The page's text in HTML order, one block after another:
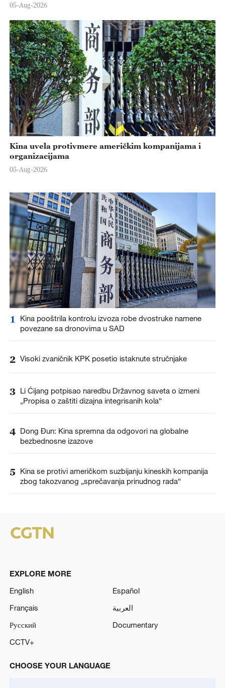
05-Aug-2026
Kina uvela protivmere američkim kompanijama i
organizacijama
05-Aug-2026
1
Kina pooštrila kontrolu izvoza robe dvostruke namene
povezane sa dronovima u SAD
2 Visoki zvaničnik KPK posetio istaknute stručnjake
3 Li Ćijang potpisao naredbu Državnog saveta o izmeni
„Propisa o zaštiti dizajna integrisanih kola“
4 Dong Đun: Kina spremna da odgovori na globalne
bezbednosne izazove
5
Kina se protivi američkom suzbijanju kineskih kompanija
zbog takozvanog „sprečavanja prinudnog rada“
EXPLORE MORE
English
Español
Français
العربية
Русский
Documentary
CCTV+
CHOOSE YOUR LANGUAGE